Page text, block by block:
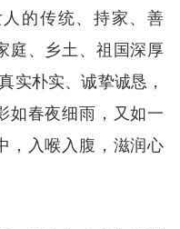
的传统、持家、善
庭、乡土、祖国深厚
实朴实、诚挚诚恳，
如春夜细雨，又如一
，入喉入腹，滋润心